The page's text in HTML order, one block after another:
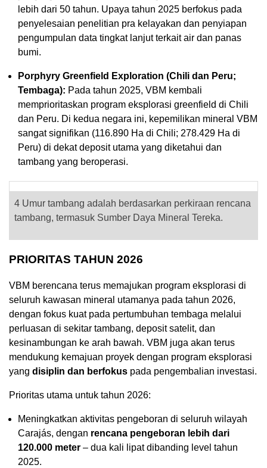
lebih dari 50 tahun. Upaya tahun 2025 berfokus pada
penyelesaian penelitian pra kelayakan dan penyiapan
pengumpulan data tingkat lanjut terkait air dan panas
bumi.
Porphyry Greenfield Exploration (Chili dan Peru;
Tembaga): Pada tahun 2025, VBM kembali
memprioritaskan program eksplorasi greenfield di Chili
dan Peru. Di kedua negara ini, kepemilikan mineral VBM
sangat signifikan (116.890 Ha di Chili; 278.429 Ha di
Peru) di dekat deposit utama yang diketahui dan
tambang yang beroperasi.
4 Umur tambang adalah berdasarkan perkiraan rencana
tambang, termasuk Sumber Daya Mineral Tereka.
PRIORITAS TAHUN 2026
VBM berencana terus memajukan program eksplorasi di
seluruh kawasan mineral utamanya pada tahun 2026,
dengan fokus kuat pada pertumbuhan tembaga melalui
perluasan di sekitar tambang, deposit satelit, dan
kesinambungan ke arah bawah. VBM juga akan terus
mendukung kemajuan proyek dengan program eksplorasi
yang disiplin dan berfokus pada pengembalian investasi.
Prioritas utama untuk tahun 2026:
Meningkatkan aktivitas pengeboran di seluruh wilayah
Carajás, dengan rencana pengeboran lebih dari
120.000 meter – dua kali lipat dibanding level tahun
2025.